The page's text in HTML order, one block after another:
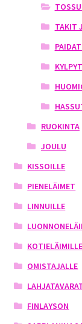
TAKIT
RUOKINTA
JOULU
KISSOILLE
PIENELÄIMET
LINNUILLE
KOTIELÄIMILLE
OMISTAJALLE
FINLAYSON